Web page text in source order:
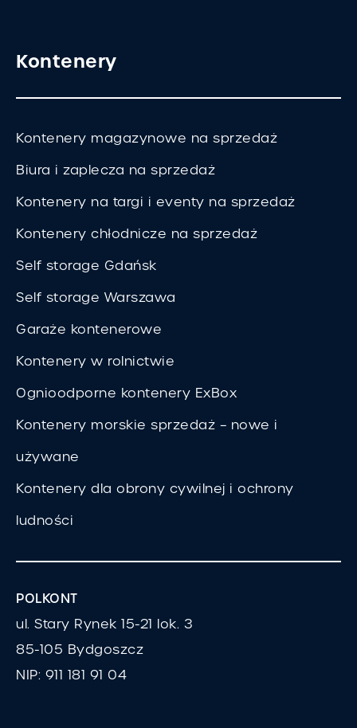
Kontenery
Kontenery magazynowe na sprzedaż
Biura i zaplecza na sprzedaż
Kontenery na targi i eventy na sprzedaż
Kontenery chłodnicze na sprzedaż
Self storage Gdańsk
Self storage Warszawa
Garaże kontenerowe
Kontenery w rolnictwie
Ognioodporne kontenery ExBox
Kontenery morskie sprzedaż – nowe i
używane
Kontenery dla obrony cywilnej i ochrony
ludności
POLKONT
ul. Stary Rynek 15-21 lok. 3
85-105 Bydgoszcz
NIP: 911 181 91 04